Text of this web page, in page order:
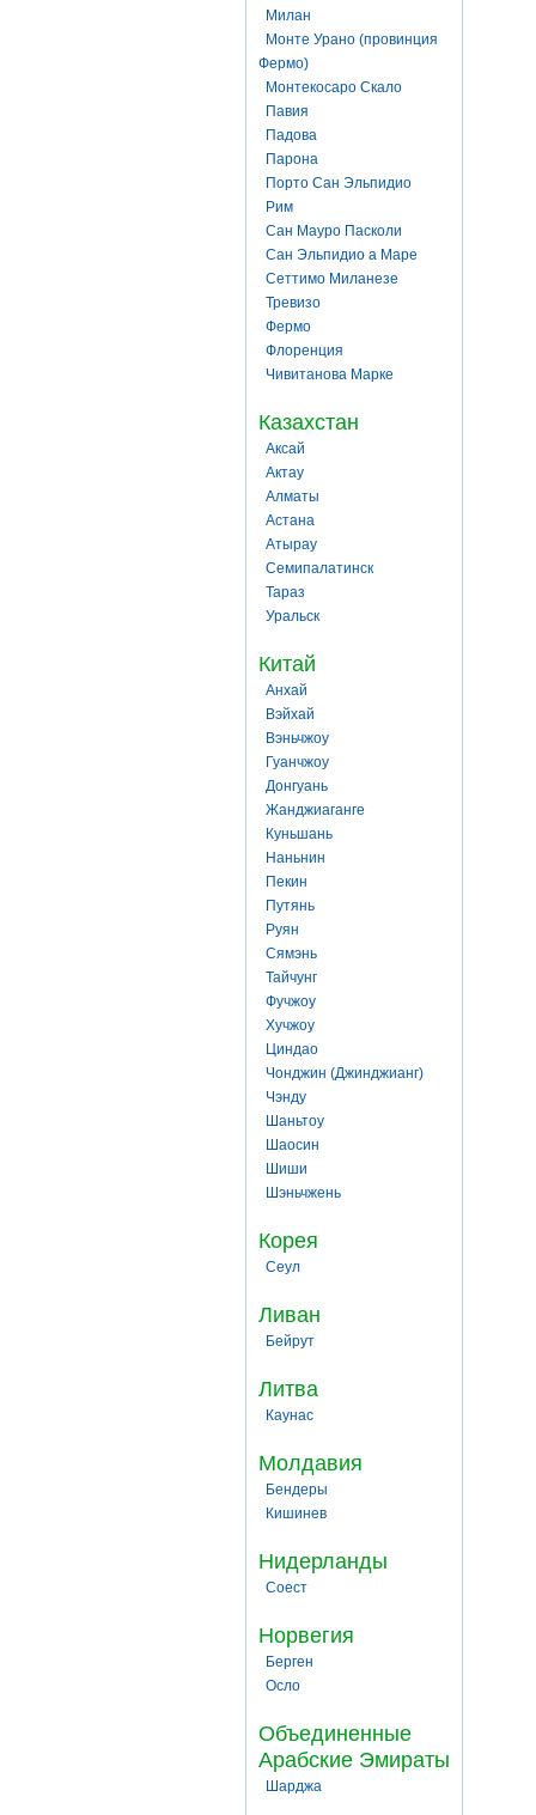
Милан
Монте Урано (провинция
Фермо)
Монтекосаро Скало
Павия
Падова
Парона
Порто Сан Эльпидио
Рим
Сан Мауро Пасколи
Сан Эльпидио а Маре
Сеттимо Миланезе
Тревизо
Фермо
Флоренция
Чивитанова Марке
Казахстан
Аксай
Актау
Алматы
Астана
Атырау
Семипалатинск
Тараз
Уральск
Китай
Анхай
Вэйхай
Вэньчжоу
Гуанчжоу
Донгуань
Жанджиаганге
Куньшань
Наньнин
Пекин
Путянь
Руян
Сямэнь
Тайчунг
Фучжоу
Хучжоу
Циндао
Чонджин (Джинджианг)
Чэнду
Шаньтоу
Шаосин
Шиши
Шэньчжень
Корея
Сеул
Ливан
Бейрут
Литва
Каунас
Молдавия
Бендеры
Кишинев
Нидерланды
Соест
Норвегия
Берген
Осло
Объединенные
Арабские Эмираты
Шарджа